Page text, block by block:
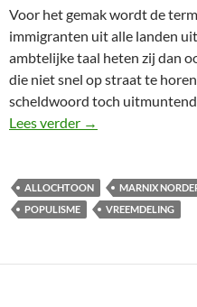
Voor het gemak wordt de
immigranten uit alle landen
ambtelijke taal heten zij dan
die niet snel op straat te
scheldwoord toch uitmuntend
Lees verder Allochtoon
→
ALLOCHTOON MARNIX
POPULISME
VREEMDELING